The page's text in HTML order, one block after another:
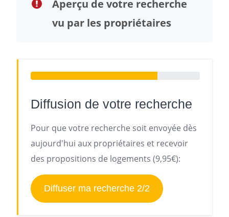
Aperçu de votre recherche
vu par les propriétaires
Diffusion de votre recherche
Pour que votre recherche soit envoyée dès
aujourd'hui aux propriétaires et recevoir
des propositions de logements (9,95€):
Diffuser ma recherche 2/2